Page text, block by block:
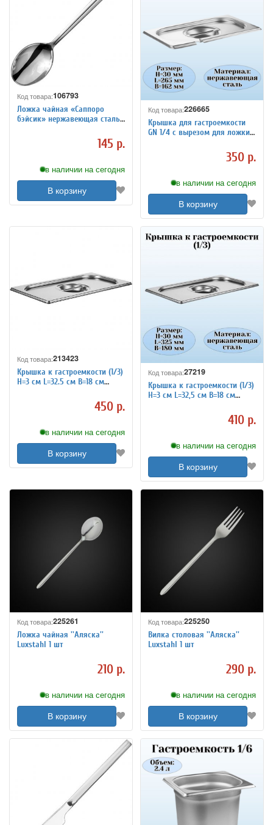
Код товара:106793
Ложка чайная «Саппоро
бэйсик» нержавеющая сталь
145 р.
в наличии на сегодня
В корзину
Код товара:226665
Крышка для гастроемкости
GN 1/4 с вырезом для ложки
350 р.
в наличии на сегодня
В корзину
Код товара:213423
Крышка к гастроемкости (1/3)
H=3 см L=32.5 см B=18 см
450 р.
в наличии на сегодня
В корзину
Код товара:27219
Крышка к гастроемкости (1/3)
H=3 см L=32,5 см B=18 см
410 р.
в наличии на сегодня
В корзину
Код товара:225261
Ложка чайная ''Аляска''
Luxstahl 1 шт
210 р.
в наличии на сегодня
В корзину
Код товара:225250
Вилка столовая ''Аляска''
Luxstahl 1 шт
290 р.
в наличии на сегодня
В корзину